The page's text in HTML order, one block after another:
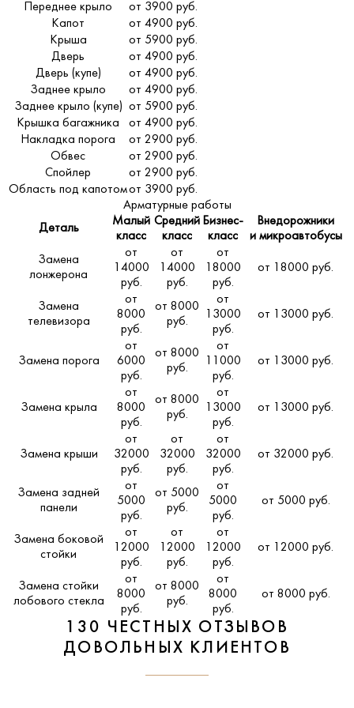
Переднее крыло
от 3900 руб.
Капот
от 4900 руб.
Крыша
от 5900 руб.
Дверь
от 4900 руб.
Дверь (купе)
от 4900 руб.
Заднее крыло
от 4900 руб.
Заднее крыло (купе) от 5900 руб.
Крышка багажника
от 4900 руб.
Накладка порога
от 2900 руб.
Обвес
от 2900 руб.
Спойлер
от 2900 руб.
Область под капотомот 3900 руб.
Арматурные работы
Деталь
Малый
класс
Средний
класс
Бизнес-
класс
Внедорожники
и микроавтобусы
Замена
лонжерона
от
14000
руб.
от
14000
руб.
от
18000
руб.
от 18000 руб.
Замена
телевизора
от
8000
руб.
от 8000
руб.
от
13000
руб.
от 13000 руб.
Замена порога
от
6000
руб.
от 8000
руб.
от
11000
руб.
от 13000 руб.
Замена крыла
от
8000
руб.
от 8000
руб.
от
13000
руб.
от 13000 руб.
Замена крыши
от
32000
руб.
от
32000
руб.
от
32000
руб.
от 32000 руб.
Замена задней
панели
от
5000
руб.
от 5000
руб.
от
5000
руб.
от 5000 руб.
Замена боковой
стойки
от
12000
руб.
от
12000
руб.
от
12000
руб.
от 12000 руб.
Замена стойки
лобового стекла
от
8000
руб.
от 8000
руб.
от
8000
руб.
от 8000 руб.
130 ЧЕСТНЫХ ОТЗЫВОВ
ДОВОЛЬНЫХ КЛИЕНТОВ